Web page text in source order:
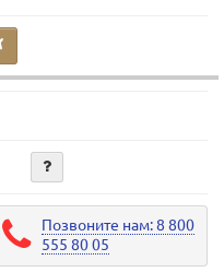
Позвоните нам: 8 800
555 80 05